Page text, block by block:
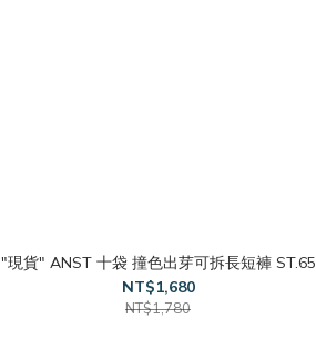
"現貨" ANST 十袋 撞色出芽可拆長短褲 ST.65
NT$1,680
NT$1,780